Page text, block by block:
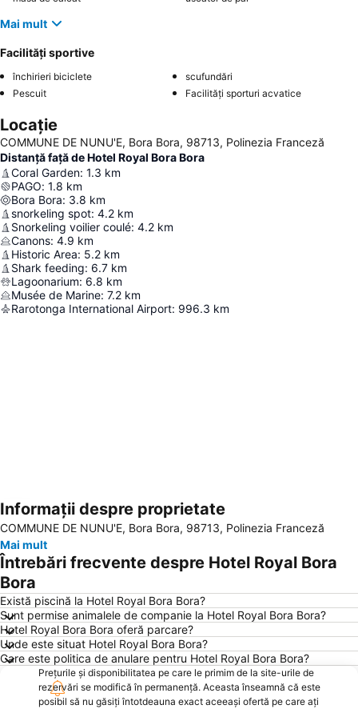
Mai mult
Facilități sportive
închirieri biciclete
scufundări
Pescuit
Facilități sporturi acvatice
Locație
COMMUNE DE NUNU'E, Bora Bora, 98713, Polinezia Franceză
Distanță față de Hotel Royal Bora Bora
Coral Garden: 1.3 km
PAGO: 1.8 km
Bora Bora: 3.8 km
snorkeling spot: 4.2 km
Snorkeling voilier coulé: 4.2 km
Canons: 4.9 km
Historic Area: 5.2 km
Shark feeding: 6.7 km
Lagoonarium: 6.8 km
Musée de Marine: 7.2 km
Rarotonga International Airport: 996.3 km
Hartă extinsă
Informații despre proprietate
COMMUNE DE NUNU'E, Bora Bora, 98713, Polinezia Franceză
Mai mult
Întrebări frecvente despre Hotel Royal Bora
Bora
Există piscină la Hotel Royal Bora Bora?
Sunt permise animalele de companie la Hotel Royal Bora Bora?
Hotel Royal Bora Bora oferă parcare?
Unde este situat Hotel Royal Bora Bora?
Care este politica de anulare pentru Hotel Royal Bora Bora?
Prețurile și disponibilitatea pe care le primim de la site-urile de
rezervări se modifică în permanență. Aceasta înseamnă că este
posibil să nu găsiți întotdeauna exact aceeași ofertă pe care ați